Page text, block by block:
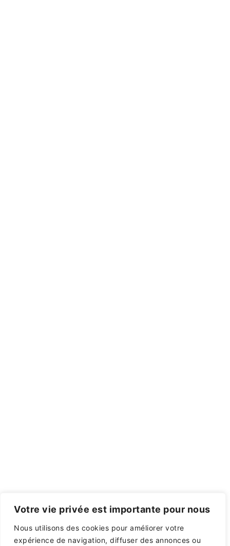
Votre vie privée est importante pour nous
Nous utilisons des cookies pour améliorer votre
expérience de navigation, diffuser des annonces ou